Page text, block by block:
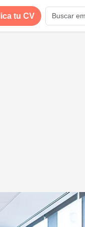
tu CV